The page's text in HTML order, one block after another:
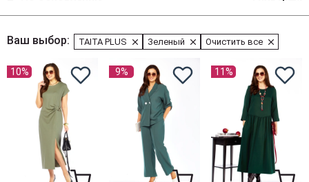
Ваш выбор: TAITA PLUS Зеленый Очистить все
10% 9% 11%